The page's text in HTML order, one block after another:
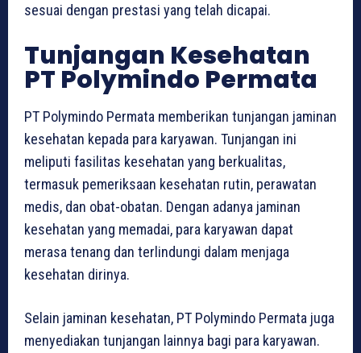
sesuai dengan prestasi yang telah dicapai.
Tunjangan Kesehatan
PT Polymindo Permata
PT Polymindo Permata memberikan tunjangan jaminan
kesehatan kepada para karyawan. Tunjangan ini
meliputi fasilitas kesehatan yang berkualitas,
termasuk pemeriksaan kesehatan rutin, perawatan
medis, dan obat-obatan. Dengan adanya jaminan
kesehatan yang memadai, para karyawan dapat
merasa tenang dan terlindungi dalam menjaga
kesehatan dirinya.
Selain jaminan kesehatan, PT Polymindo Permata juga
menyediakan tunjangan lainnya bagi para karyawan.